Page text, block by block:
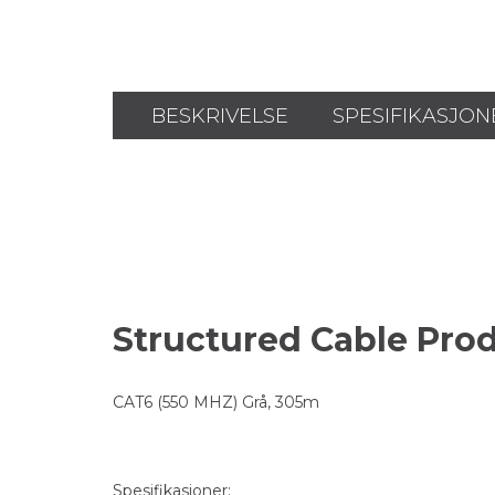
BESKRIVELSE
Structured Cable
CAT6 (550 MHZ) Grå, 305m
Spesifikasjoner: